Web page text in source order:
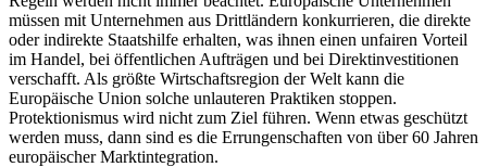
müssen mit Unternehmen aus Drittländern konkurrieren, die direkte
oder indirekte Staatshilfe erhalten, was ihnen einen unfairen Vorteil
im Handel, bei öffentlichen Aufträgen und bei Direktinvestitionen
verschafft. Als größte Wirtschaftsregion der Welt kann die
Europäische Union solche unlauteren Praktiken stoppen.
Protektionismus wird nicht zum Ziel führen. Wenn etwas geschützt
werden muss, dann sind es die Errungenschaften von über 60 Jahren
europäischer Marktintegration.